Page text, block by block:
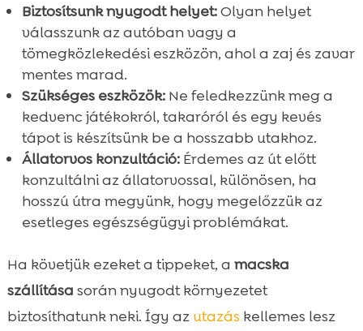
Biztosítsunk nyugodt helyet:Olyan helyet
válasszunk az autóban vagy a
tömegközlekedési eszközön, ahol a zaj és zavar
mentes marad.
Szükséges eszközök:Ne feledkezzünk meg a
kedvenc játékokról, takaróról és egy kevés
tápot is készítsünk be a hosszabb utakhoz.
Állatorvos konzultáció:Érdemes az út előtt
konzultálni az állatorvossal, különösen, ha
hosszú útra megyünk, hogy megelőzzük az
esetleges egészségügyi problémákat.
Ha követjük ezeket a tippeket, a macska
szállítása során nyugodt környezetet
biztosíthatunk neki. Így az utazás kellemes lesz